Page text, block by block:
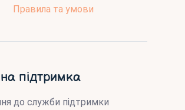
Правила та умови
підтримка
до служби підтримки